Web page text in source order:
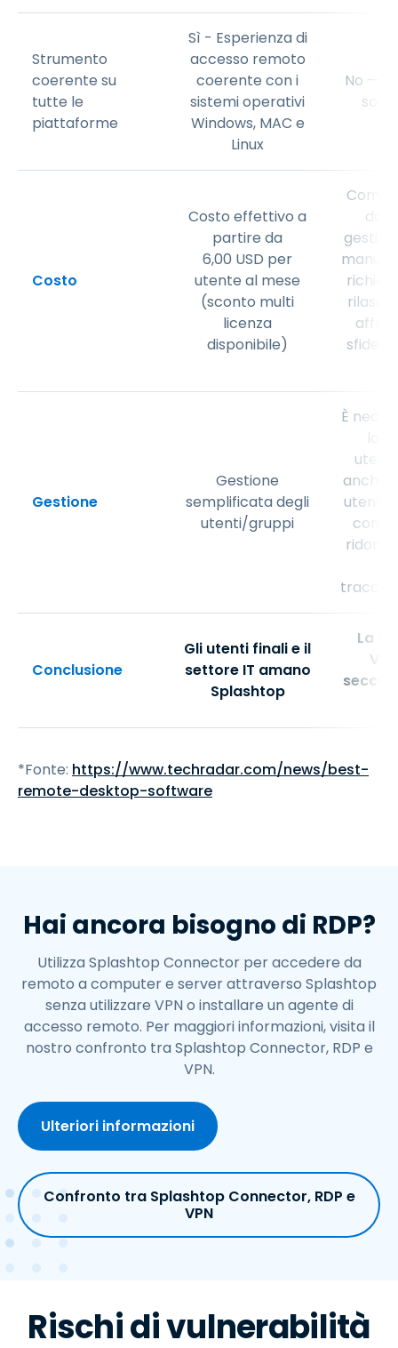
Strumento
coerente su
tutte le
piattaforme
Sì - Esperienza di
accesso remoto
coerente con i
sistemi operativi
Windows, MAC e
Linux
No —
solo
Costo
Costo effettivo a
partire da
6,00 USD per
utente al mese
(sconto multi
licenza
disponibile)
da
sfide
Gestione
Gestione
semplificata degli
utenti/gruppi
È
la
anche
utenti/
Conclusione
Gli utenti finali e il
settore IT amano
Splashtop
La
*Fonte: https://www.techradar.com/news/best-
remote-desktop-software
Hai ancora bisogno di RDP?
Utilizza Splashtop Connector per accedere da
remoto a computer e server attraverso Splashtop
senza utilizzare VPN o installare un agente di
accesso remoto. Per maggiori informazioni, visita il
nostro confronto tra Splashtop Connector, RDP e
VPN.
Ulteriori informazioni
Confronto tra Splashtop Connector, RDP e
VPN
Rischi di vulnerabilità